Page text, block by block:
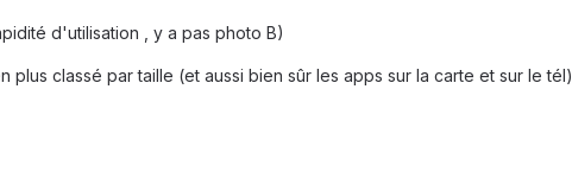
d'utilisation , y a pas photo B)
classé par taille (et aussi bien sûr les apps sur la carte et sur le tél)